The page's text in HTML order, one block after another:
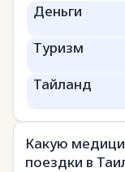
Деньги
Туризм
Тайланд
Какую
поездки в